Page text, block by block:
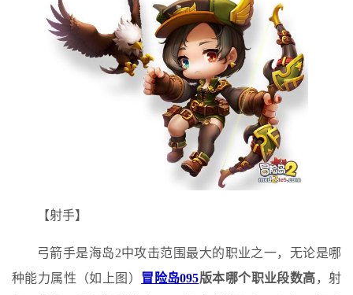
【射手】
弓箭手是海岛2中攻击范围最大的职业之一，无论是哪
种能力属性（如上图） 冒险岛095版本哪个职业段数高，射